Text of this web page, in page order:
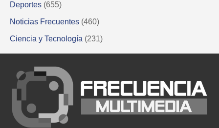
Deportes (655)
Noticias Frecuentes (460)
Ciencia y Tecnología (231)